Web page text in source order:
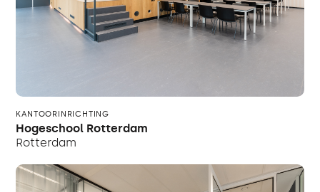
KANTOORINRICHTING
Hogeschool Rotterdam
Rotterdam